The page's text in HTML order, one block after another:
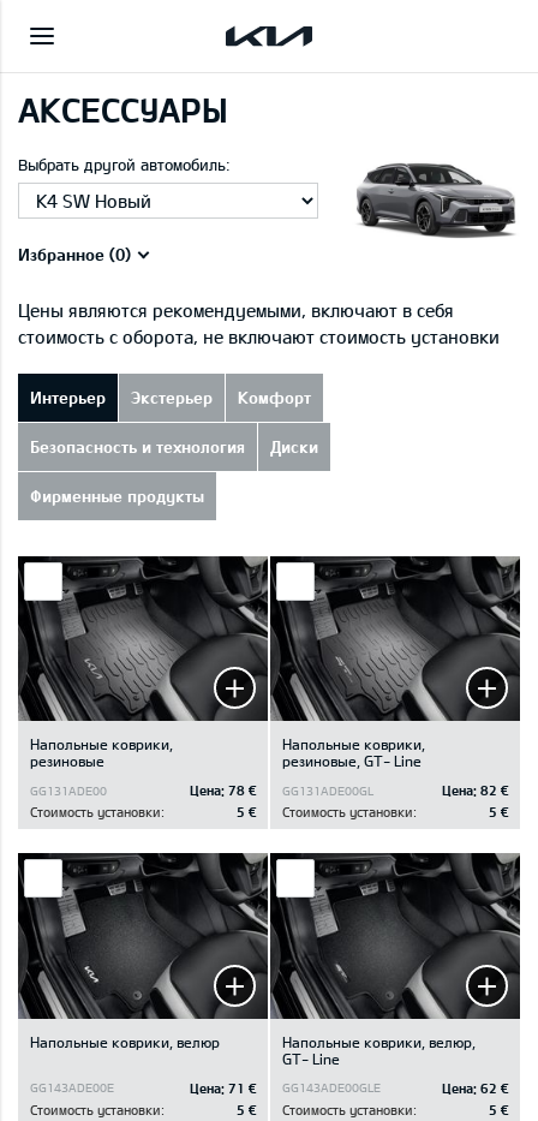
АКСЕССУАРЫ
Выбрать другой автомобиль:
Избранное (0)
Цены являются рекомендуемыми, включают в себя
стоимость с оборота, не включают стоимость установки
Интерьер Экстерьер Комфорт
Безопасность и технология Диски
Фирменные продукты
Напольные коврики,
резиновые
GG131ADE00 Цена: 78 €
Стоимость установки:
5 €
Напольные коврики,
резиновые, GT- Line
GG131ADE00GL Цена: 82 €
Стоимость установки:
5 €
Напольные коврики, велюр
GG143ADE00E Цена: 71 €
Стоимость установки:
5 €
Напольные коврики, велюр,
GT- Line
GG143ADE00GLE Цена: 62 €
Стоимость установки:
5 €